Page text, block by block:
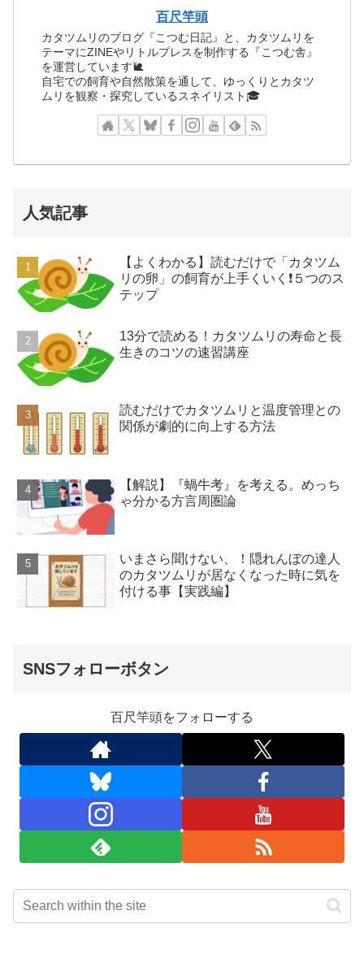
百尺竿頭
カタツムリのブログ『こつむ日記』と、カタツムリを
テーマにZINEやリトルプレスを制作する『こつむ舎』
を運営しています🐌
自宅での飼育や自然散策を通して、ゆっくりとカタツ
ムリを観察・探究しているスネイリスト🎓
人気記事
【よくわかる】読むだけで「カタツム
リの卵」の飼育が上手くいく❗️５つのス
テップ
13分で読める！カタツムリの寿命と長
生きのコツの速習講座
読むだけでカタツムリと温度管理との
関係が劇的に向上する方法
【解説】『蝸牛考』を考える。めっち
ゃ分かる方言周圏論
いまさら聞けない、！隠れんぼの達人
のカタツムリが居なくなった時に気を
付ける事【実践編】
SNSフォローボタン
百尺竿頭をフォローする